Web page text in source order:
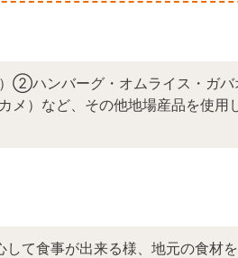
②ハンバーグ・オムライス・ガバ
）など、その他地場産品を使用
て食事が出来る様、地元の食材